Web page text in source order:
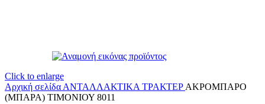
Click to enlarge
Αρχική σελίδα ΑΝΤΑΛΛΑΚΤΙΚΑ ΤΡΑΚΤΕΡ ΑΚΡΟΜΠΑΡΟ
(ΜΠΑΡΑ) ΤΙΜΟΝΙΟΥ 8011